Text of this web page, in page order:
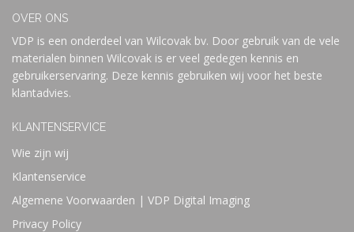
OVER ONS
VDP is een onderdeel van Wilcovak bv. Door gebruik van de vele
materialen binnen Wilcovak is er veel gedegen kennis en
gebruikerservaring. Deze kennis gebruiken wij voor het beste
klantadvies.
KLANTENSERVICE
Wie zijn wij
Klantenservice
Algemene Voorwaarden | VDP Digital Imaging
Privacy Policy